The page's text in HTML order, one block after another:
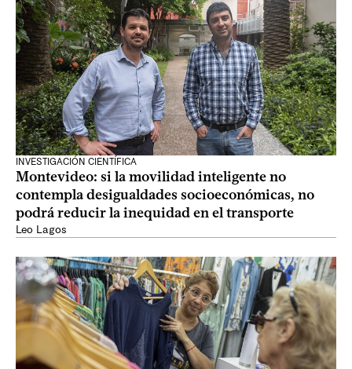
INVESTIGACIÓN CIENTÍFICA
Montevideo: si la movilidad inteligente no
contempla desigualdades socioeconómicas, no
podrá reducir la inequidad en el transporte
Leo Lagos